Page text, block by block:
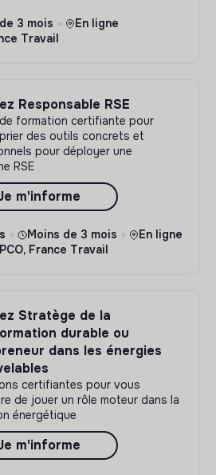
3 mois
En ligne
Travail
Responsable RSE
formation certifiante pour
des outils concrets et
pour déployer une
RSE
m'informe
Moins de 3 mois
En ligne
France Travail
Stratège de la
durable ou
dans les énergies
certifiantes pour vous
de jouer un rôle moteur dans la
énergétique
m'informe